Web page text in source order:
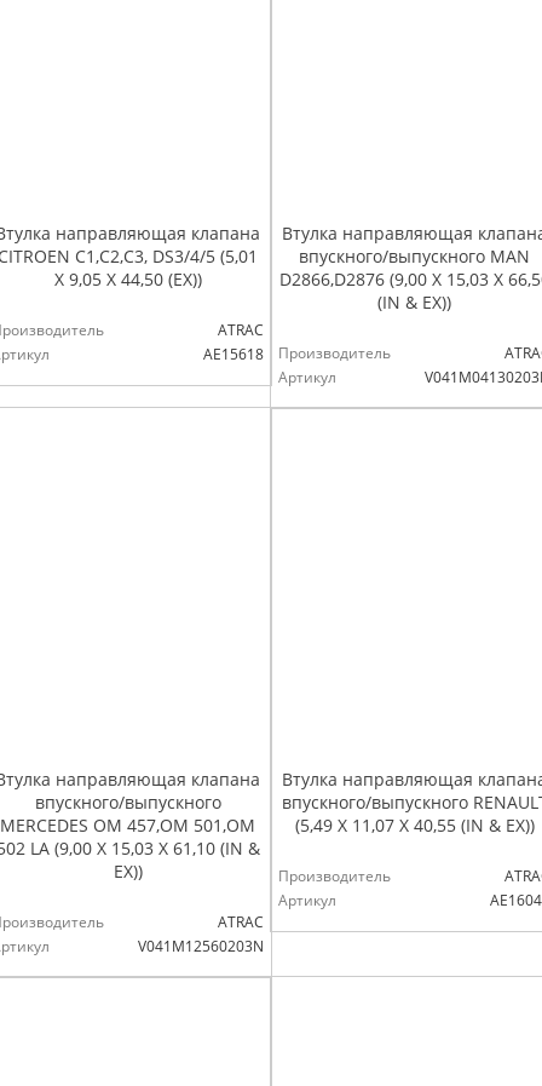
направляющая клапана
C1,C2,C3, DS3/4/5 (5,01
X 9,05 X 44,50 (EX))
ATRAC
AE15618
Втулка направляющая
впускного/выпускного MAN
D2866,D2876 (9,00 X 15,03 X
(IN & EX))
Производитель
Артикул
направляющая клапана
впускного/выпускного
MERCEDES OM 457,OM 501,OM
LA (9,00 X 15,03 X 61,10 (IN &
EX))
ATRAC
V041M12560203N
Втулка направляющая
впускного/выпускного
(5,49 X 11,07 X 40,55 (IN & EX))
Производитель
Артикул